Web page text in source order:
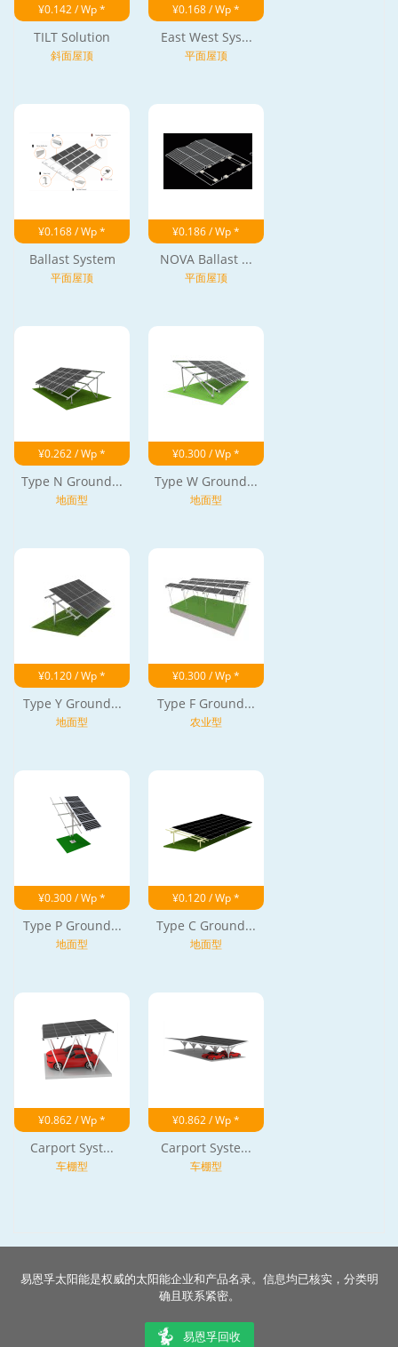
¥0.142 / Wp *
TILT Solution
斜面屋顶
¥0.168 / Wp *
East West Sys...
平面屋顶
¥0.168 / Wp *
Ballast System
平面屋顶
¥0.186 / Wp *
NOVA Ballast ...
平面屋顶
¥0.262 / Wp *
Type N Ground...
地面型
¥0.300 / Wp *
Type W Ground...
地面型
¥0.120 / Wp *
Type Y Ground...
地面型
¥0.300 / Wp *
Type F Ground...
农业型
¥0.300 / Wp *
Type P Ground...
地面型
¥0.120 / Wp *
Type C Ground...
地面型
¥0.862 / Wp *
Carport Syst...
车棚型
¥0.862 / Wp *
Carport Syste...
车棚型
易恩孚太阳能是权威的太阳能企业和产品名录。信息均已核实，分类明
确且联系紧密。
易恩孚回收